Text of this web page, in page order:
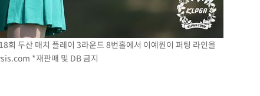
두산 매치 플레이 3라운드 8번홀에서 이예원이 퍼팅 라인을
*재판매 및 DB 금지